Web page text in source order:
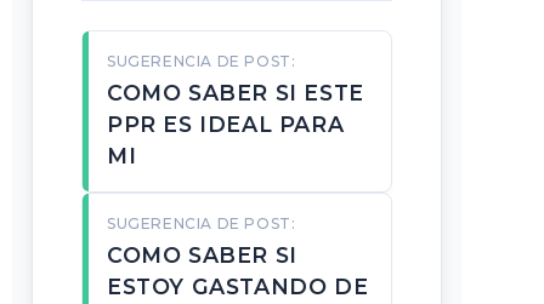
SUGERENCIA DE POST:
COMO SABER SI ESTE
PPR ES IDEAL PARA
MI
SUGERENCIA DE POST:
COMO SABER SI
ESTOY GASTANDO DE